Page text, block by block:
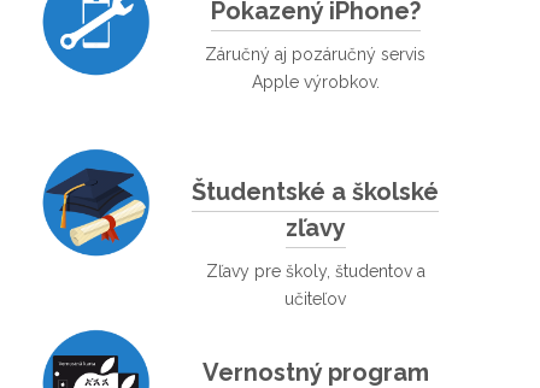
Pokazený iPhone?
Záručný aj pozáručný servis
Apple výrobkov.
Študentské a školské
zľavy
Zľavy pre školy, študentov a
učiteľov
Vernostný program